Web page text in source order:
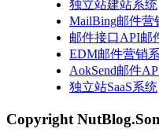
独立站建站系统
MailBing邮件营
邮件接口API邮
EDM邮件营销
AokSend邮件
独立站SaaS系统
Copyright